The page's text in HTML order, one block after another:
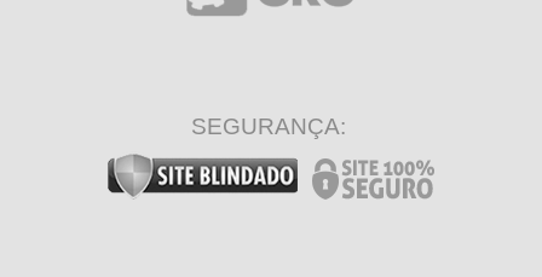
SEGURANÇA: